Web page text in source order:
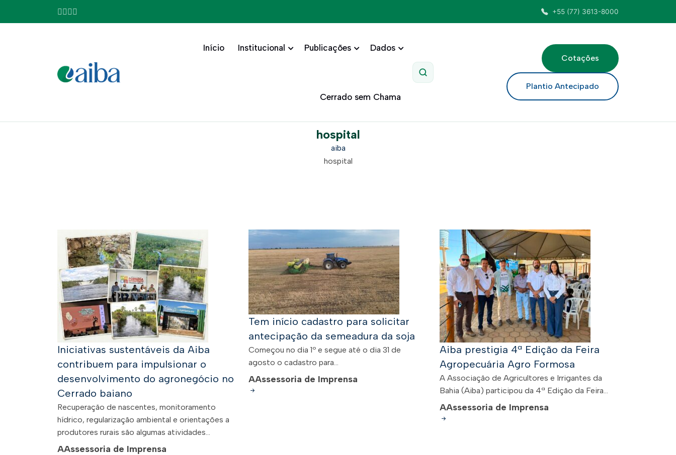
+55 (77) 3613-8000
Início Institucional Publicações Dados
Cerrado sem Chama
Pesquisar
Cotações
Plantio Antecipado
hospital
aiba
hospital
Iniciativas sustentáveis da Aiba
contribuem para impulsionar o
desenvolvimento do agronegócio no
Cerrado baiano
Recuperação de nascentes, monitoramento
hídrico, regularização ambiental e orientações a
produtores rurais são algumas atividades...
AAssessoria de Imprensa
Tem início cadastro para solicitar
antecipação da semeadura da soja
Começou no dia 1º e segue até o dia 31 de
agosto o cadastro para...
AAssessoria de Imprensa
Aiba prestigia 4ª Edição da Feira
Agropecuária Agro Formosa
A Associação de Agricultores e Irrigantes da
Bahia (Aiba) participou da 4ª Edição da Feira...
AAssessoria de Imprensa